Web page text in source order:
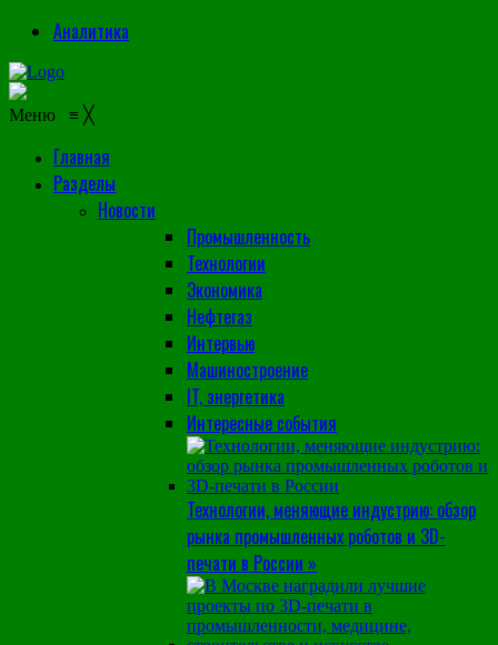
Аналитика
Меню ≡ ╳
Главная
Разделы
Новости
Промышленность
Технологии
Экономика
Нефтегаз
Интервью
Машиностроение
IT, энергетика
Интересные события
Технологии, меняющие индустрию: обзор
рынка промышленных роботов и 3D-
печати в России »